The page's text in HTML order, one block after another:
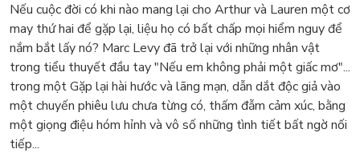
Nếu cuộc đời có khi nào mang lại cho Arthur và Lauren một cơ
may thứ hai để gặp lại, liệu họ có bất chấp mọi hiểm nguy để
nắm bắt lấy nó? Marc Levy đã trở lại với những nhân vật
trong tiểu thuyết đầu tay "Nếu em không phải một giấc mơ"...
trong một Gặp lại hài hước và lãng mạn, dẫn dắt độc giả vào
một chuyến phiêu lưu chưa từng có, thấm đẫm cảm xúc, bằng
một giọng điệu hóm hỉnh và vô số những tình tiết bất ngờ nối
tiếp...